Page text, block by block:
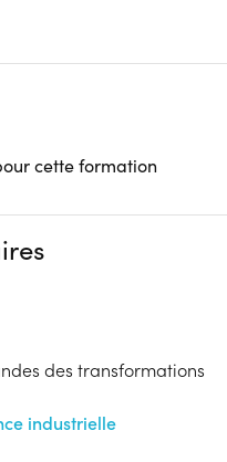
cette formation
des transformations
industrielle